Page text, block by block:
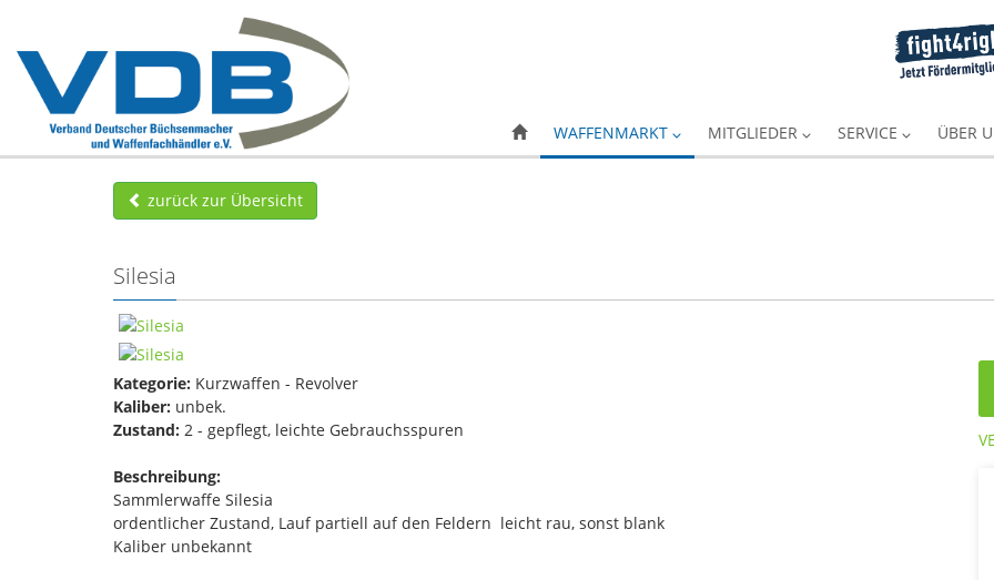
WAFFENMARKT MITGLIEDER SERVICE ÜBER
zurück zur Übersicht
Silesia
Kategorie: Kurzwaffen - Revolver
Kaliber: unbek.
Zustand: 2 - gepflegt, leichte Gebrauchsspuren
Beschreibung:
Sammlerwaffe Silesia
ordentlicher Zustand, Lauf partiell auf den Feldern leicht rau, sonst blank
Kaliber unbekannt